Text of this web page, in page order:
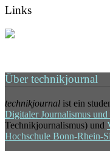
Links
Über technikjournal
technikjournal ist ein
Digitaler Journalismus
Technikjournalismus) und
Hochschule Bonn-Rhein-